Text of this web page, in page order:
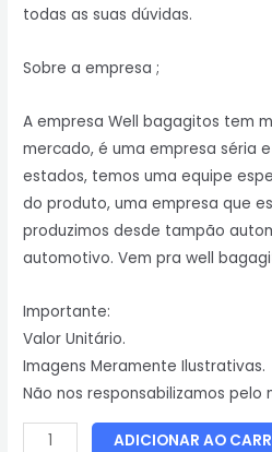
todas as suas dúvidas.
Sobre a empresa ;
A empresa Well bagagitos tem
mercado, é uma empresa séria
estados, temos uma equipe
do produto, uma empresa que
produzimos desde tampão
automotivo. Vem pra well
Importante:
Valor Unitário.
Imagens Meramente Ilustrativas.
Não nos responsabilizamos pelo
ADICIONAR AO